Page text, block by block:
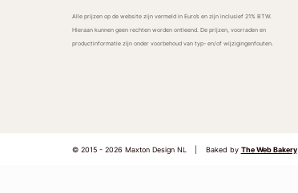
Alle prijzen op de website zijn vermeld in Euro’s en zijn inclusief 21% BTW.
Hieraan kunnen geen rechten worden ontleend. De prijzen, voorraden en
productinformatie zijn onder voorbehoud van typ- en/of wijzigingenfouten.
© 2015 - 2026 Maxton Design NL Baked by The Web Bakery